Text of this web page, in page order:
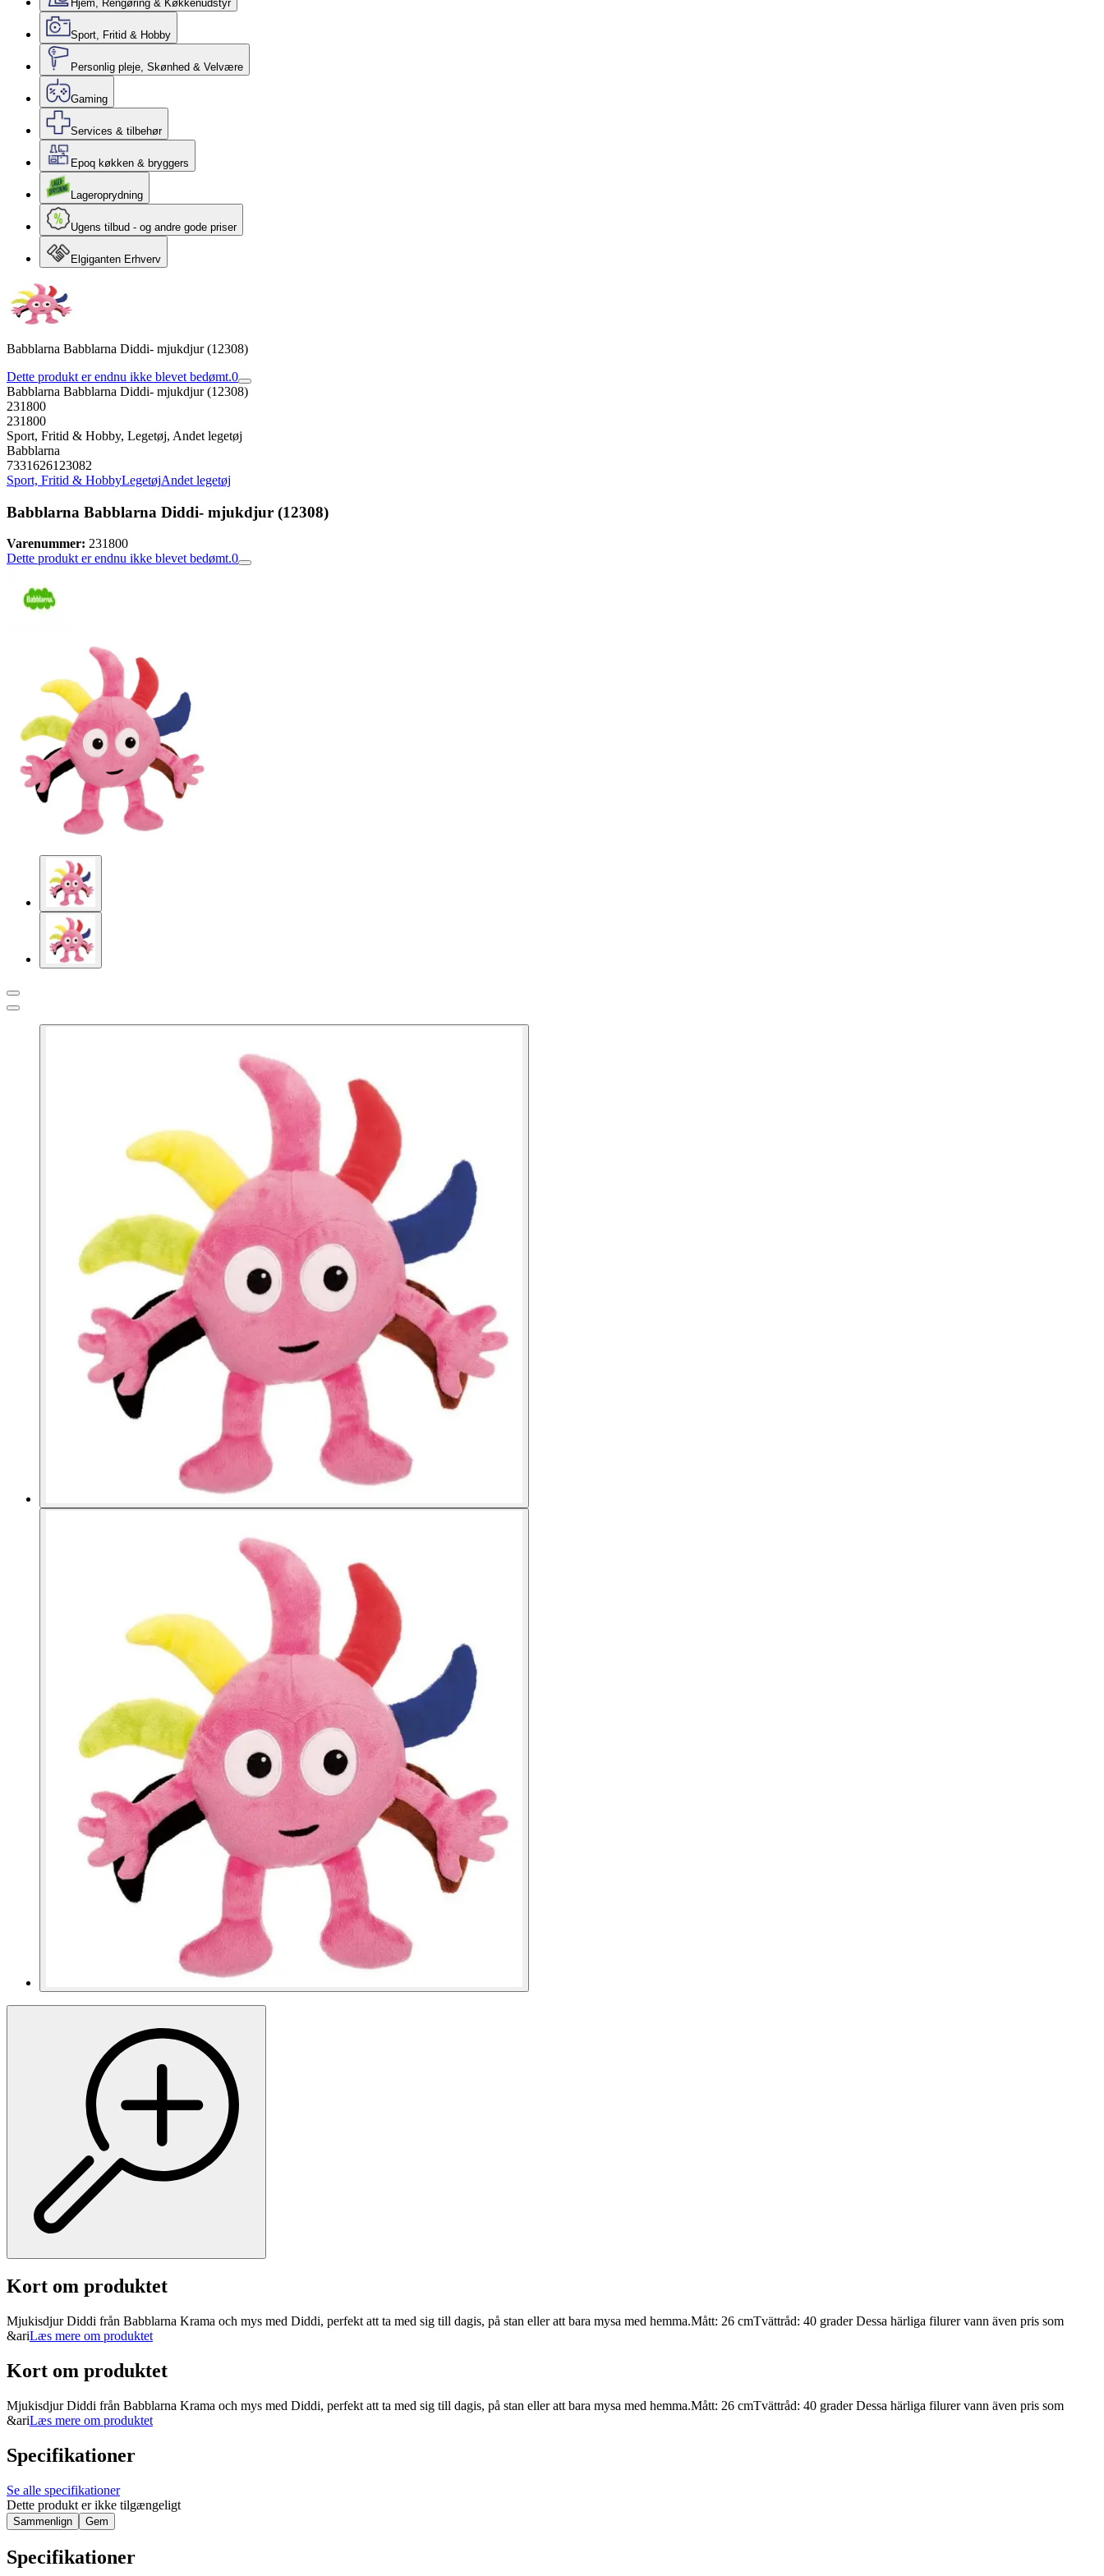
Hjem, Rengøring & Køkkenudstyr
Sport, Fritid & Hobby
Personlig pleje, Skønhed & Velvære
Gaming
Services & tilbehør
Epoq køkken & bryggers
Lageroprydning
Ugens tilbud - og andre gode priser
Elgiganten Erhverv
Babblarna Babblarna Diddi- mjukdjur (12308)
Dette produkt er endnu ikke blevet bedømt.0
Babblarna Babblarna Diddi- mjukdjur (12308)
231800
231800
Sport, Fritid & Hobby, Legetøj, Andet legetøj
Babblarna
7331626123082
Sport, Fritid & HobbyLegetøjAndet legetøj
Babblarna Babblarna Diddi- mjukdjur (12308)
Varenummer: 231800
Dette produkt er endnu ikke blevet bedømt.0
Kort om produktet
Mjukisdjur Diddi från Babblarna Krama och mys med Diddi, perfekt att ta med sig till dagis, på stan eller att bara mysa med hemma.Mått: 26 cmTvättråd: 40 grader Dessa härliga filurer vann även pris som
&ariLæs mere om produktet
Kort om produktet
Mjukisdjur Diddi från Babblarna Krama och mys med Diddi, perfekt att ta med sig till dagis, på stan eller att bara mysa med hemma.Mått: 26 cmTvättråd: 40 grader Dessa härliga filurer vann även pris som
&ariLæs mere om produktet
Specifikationer
Se alle specifikationer
Dette produkt er ikke tilgængeligt
Sammenlign Gem
Specifikationer